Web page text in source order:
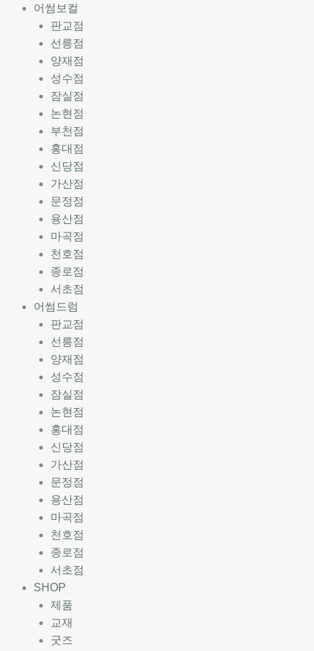
어썸보컬
판교점
선릉점
양재점
성수점
잠실점
논현점
부천점
홍대점
신당점
가산점
문정점
용산점
마곡점
천호점
종로점
서초점
어썸드럼
판교점
선릉점
양재점
성수점
잠실점
논현점
홍대점
신당점
가산점
문정점
용산점
마곡점
천호점
종로점
서초점
SHOP
제품
교재
굿즈